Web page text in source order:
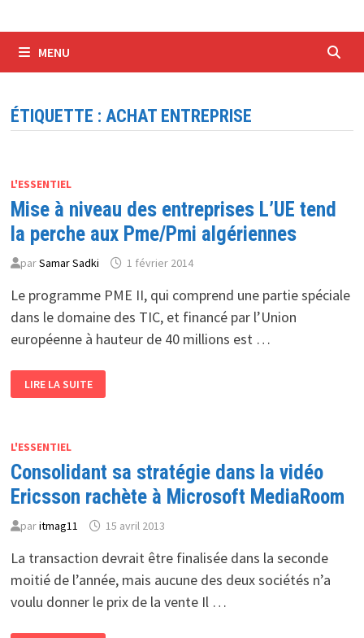
MENU
ÉTIQUETTE : ACHAT ENTREPRISE
L'ESSENTIEL
Mise à niveau des entreprises L’UE tend
la perche aux Pme/Pmi algériennes
parSamar Sadki 1 février 2014
Le programme PME II, qui comprend une partie spéciale
dans le domaine des TIC, et financé par l’Union
européenne à hauteur de 40 millions est …
À
NIVEAU
TEND
PERCHE
AUX
PME/PMI
ALGÉRIENNES
LIRE LA SUITE
L'ESSENTIEL
Consolidant sa stratégie dans la vidéo
Ericsson rachète à Microsoft MediaRoom
paritmag11 15 avril 2013
La transaction devrait être finalisée dans la seconde
moitié de l’année, mais aucune des deux sociétés n’a
voulu donner le prix de la vente Il …